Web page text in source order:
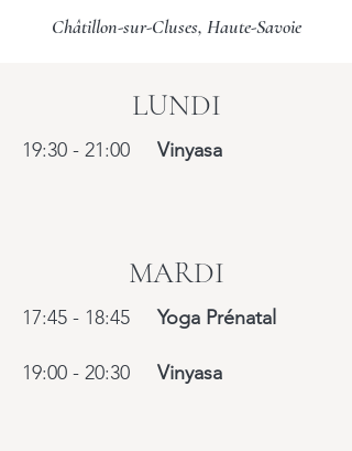
Châtillon-sur-Cluses, Haute-Savoie
LUNDI
19:30 - 21:00 Vinyasa
MARDI
17:45 - 18:45Yoga Prénatal
19:00 - 20:30 Vinyasa